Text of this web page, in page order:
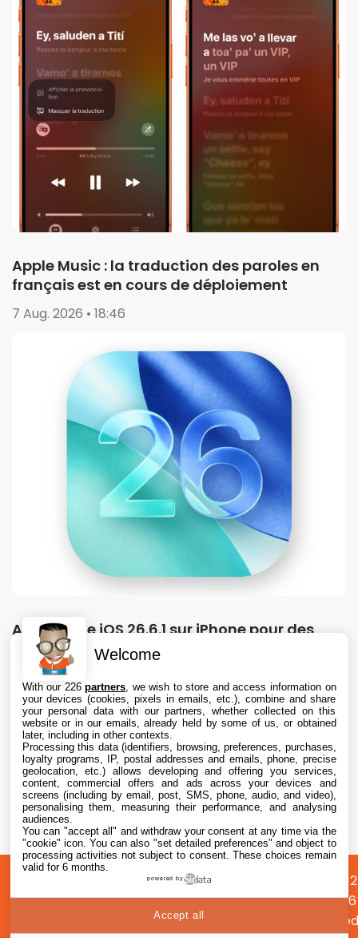
Apple Music : la traduction des paroles en
français est en cours de déploiement
7 Aug. 2026 • 18:46
Apple teste iOS 26.6.1 sur iPhone pour des
correctifs
7 Aug. 2026 • 16:35
L’iPhone original de 2007 perd son dernier
réseau mobile aux États-Unis avec l’arrêt de
la 2G
7 Aug. 2026 • 15:55
propos
Préférences
cookies
Confidentialité
©
2026
Welcome
With our 226partners , we wish to store and access information on
your devices (cookies, pixels in emails, etc.), combine and share
your personal data with our partners, whether collected on this
website or in our emails, already held by some of us, or obtained
later, including in other contexts.
Processing this data (identifiers, browsing, preferences, purchases,
loyalty programs, IP, postal addresses and emails, phone, precise
geolocation, etc.) allows developing and offering you services,
content, commercial offers and ads across your devices and
screens (including by email, post, SMS, phone, audio, and video),
personalising them, measuring their performance, and analysing
audiences.
You can "accept all" and withdraw your consent at any time via the
"cookie" icon. You can also "set detailed preferences" and object to
processing activities not subject to consent. These choices remain
valid for 6 months.
powered by
Accept all